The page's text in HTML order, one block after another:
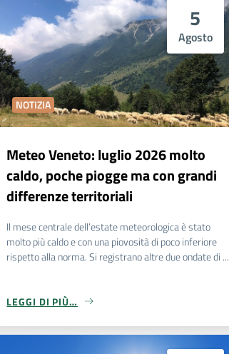
5
Agosto
NOTIZIA
Meteo Veneto: luglio 2026 molto
caldo, poche piogge ma con grandi
differenze territoriali
Il mese centrale dell’estate meteorologica è stato
molto più caldo e con una piovosità di poco inferiore
rispetto alla norma. Si registrano altre due ondate di ...
LEGGI DI PIÙ…